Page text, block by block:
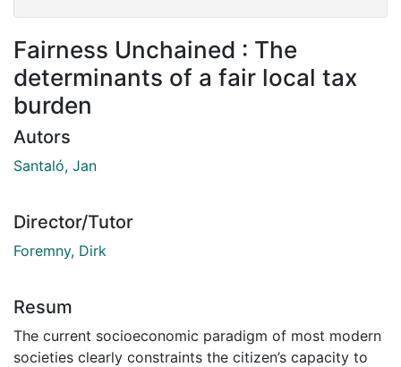
Fairness Unchained : The
determinants of a fair local tax
burden
Autors
Santaló, Jan
Director/Tutor
Foremny, Dirk
Resum
The current socioeconomic paradigm of most modern
societies clearly constraints the citizen’s capacity to